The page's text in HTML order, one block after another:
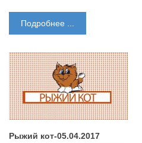
Подробнее ...
Рыжий кот-05.04.2017